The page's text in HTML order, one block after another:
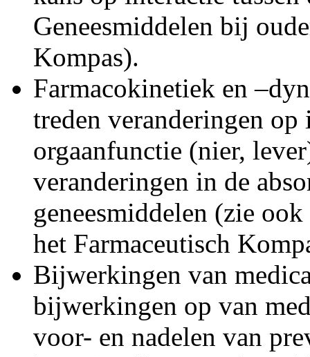
Geneesmiddelen bij
Kompas).
Farmacokinetiek en
treden veranderingen
orgaanfunctie (nier,
veranderingen in de
geneesmiddelen (zie
het Farmaceutisch
Bijwerkingen van
bijwerkingen op van
voor- en nadelen van